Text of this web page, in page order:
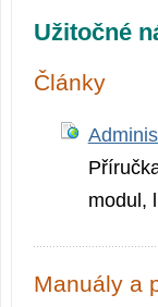
Užitočné
Články
modul,
Manuály a